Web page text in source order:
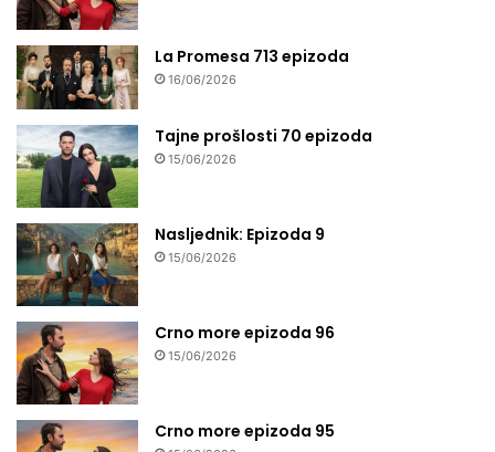
La Promesa 713 epizoda
16/06/2026
Tajne prošlosti 70 epizoda
15/06/2026
Nasljednik: Epizoda 9
15/06/2026
Crno more epizoda 96
15/06/2026
Crno more epizoda 95